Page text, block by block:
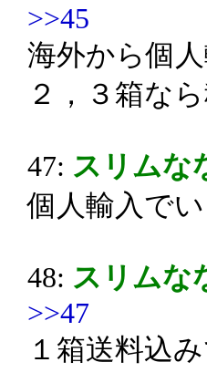
>>45
海外から個
２，３箱な
47: スリムな
個人輸入で
48: スリムな
>>47
１箱送料込